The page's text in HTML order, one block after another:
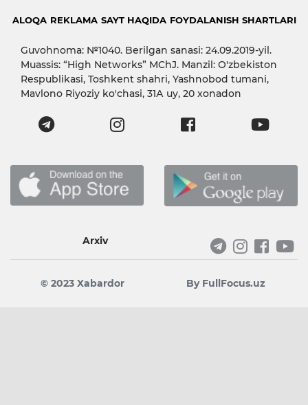
ALOQA REKLAMA SAYT HAQIDA FOYDALANISH SHARTLARI
Guvohnoma: №1040. Berilgan sanasi: 24.09.2019-yil.
Muassis: “High Networks” MChJ. Manzil: O'zbekiston
Respublikasi, Toshkent shahri, Yashnobod tumani,
Mavlono Riyoziy ko'chasi, 31А uy, 20 xonadon
Arxiv
© 2023 Xabardor By FullFocus.uz